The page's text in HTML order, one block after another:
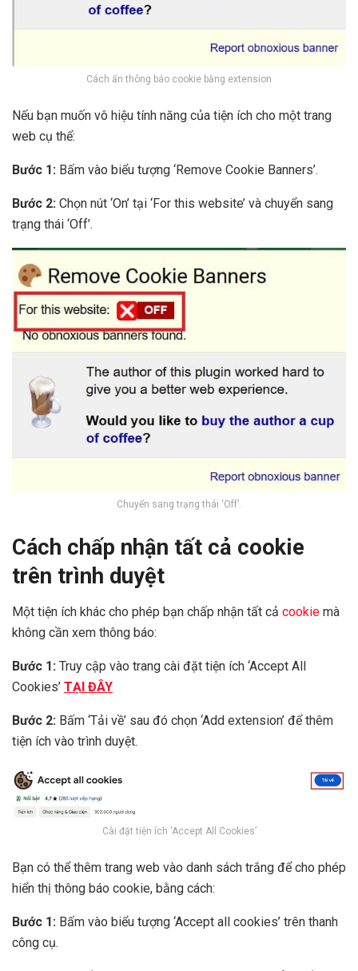
Cách ẩn thông báo cookie bằng extension
Nếu bạn muốn vô hiệu tính năng của tiện ích cho một trang
web cụ thể:
Bước 1: Bấm vào biểu tượng ‘Remove Cookie Banners’.
Bước 2: Chọn nút ‘On’ tại ‘For this website’ và chuyển sang
trạng thái ‘Off’.
Chuyển sang trạng thái ‘Off’.
Cách chấp nhận tất cả cookie
trên trình duyệt
Một tiện ích khác cho phép bạn chấp nhận tất cả cookie mà
không cần xem thông báo:
Bước 1: Truy cập vào trang cài đặt tiện ích ‘Accept All
Cookies’ TẠI ĐÂY
Bước 2: Bấm ‘Tải về’ sau đó chọn ‘Add extension’ để thêm
tiện ích vào trình duyệt.
Cài đặt tiện ích ‘Accept All Cookies’
Bạn có thể thêm trang web vào danh sách trắng để cho phép
hiển thị thông báo cookie, bằng cách:
Bước 1: Bấm vào biểu tượng ‘Accept all cookies’ trên thanh
công cụ.